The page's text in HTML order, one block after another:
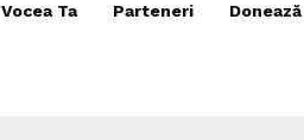
Vocea Ta Parteneri Donează